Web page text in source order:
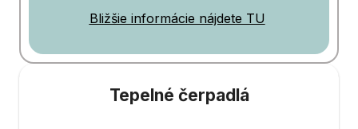
Bližšie informácie nájdete TU
Tepelné čerpadlá